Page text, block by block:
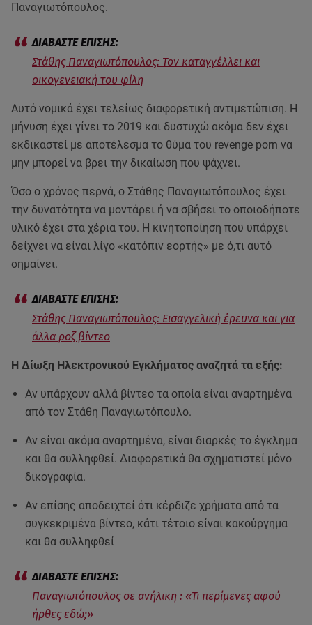
Παναγιωτόπουλος.
Στάθης Παναγιωτόπουλος: Τον καταγγέλλει και
οικογενειακή του φίλη
Αυτό νομικά έχει τελείως διαφορετική αντιμετώπιση. Η
μήνυση έχει γίνει το 2019 και δυστυχώ ακόμα δεν έχει
εκδικαστεί με αποτέλεσμα το θύμα του revenge porn να
μην μπορεί να βρει την δικαίωση που ψάχνει.
Όσο ο χρόνος περνά, ο Στάθης Παναγιωτόπουλος έχει
την δυνατότητα να μοντάρει ή να σβήσει το οποιοδήποτε
υλικό έχει στα χέρια του. Η κινητοποίηση που υπάρχει
δείχνει να είναι λίγο «κατόπιν εορτής» με ό,τι αυτό
σημαίνει.
Στάθης Παναγιωτόπουλος: Εισαγγελική έρευνα και για
άλλα ροζ βίντεο
Η Δίωξη Ηλεκτρονικού Εγκλήματος αναζητά τα εξής:
Αν υπάρχουν αλλά βίντεο τα οποία είναι αναρτημένα
από τον Στάθη Παναγιωτόπουλο.
Αν είναι ακόμα αναρτημένα, είναι διαρκές το έγκλημα
και θα συλληφθεί. Διαφορετικά θα σχηματιστεί μόνο
δικογραφία.
Αν επίσης αποδειχτεί ότι κέρδιζε χρήματα από τα
συγκεκριμένα βίντεο, κάτι τέτοιο είναι κακούργημα
και θα συλληφθεί
Παναγιωτόπουλος σε ανήλικη : «Τι περίμενες αφού
ήρθες εδώ;»